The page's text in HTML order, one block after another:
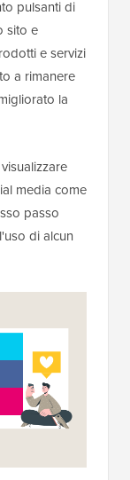
pulsanti di
sito e
e servizi
a rimanere
la
media come
passo
di alcun